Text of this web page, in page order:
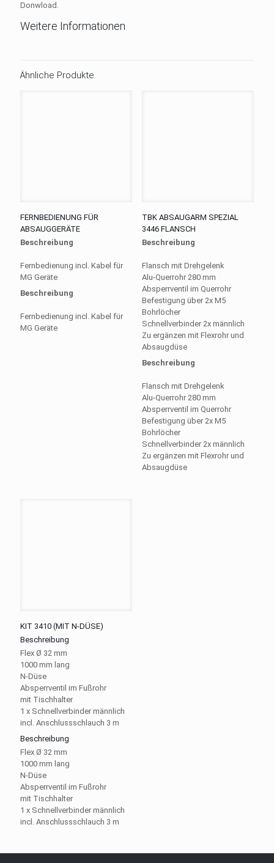
Donwload.
Weitere Informationen
Ähnliche Produkte
FERNBEDIENUNG FÜR
ABSAUGGERÄTE
Beschreibung
Fernbedienung incl. Kabel für
MG Geräte
Beschreibung
Fernbedienung incl. Kabel für
MG Geräte
TBK ABSAUGARM SPEZIAL
3446 FLANSCH
Beschreibung
Flansch mit Drehgelenk
Alu-Querrohr 280 mm
Absperrventil im Querrohr
Befestigung über 2x M5
Bohrlöcher
Schnellverbinder 2x männlich
Zu ergänzen mit Flexrohr und
Absaugdüse
Beschreibung
Flansch mit Drehgelenk
Alu-Querrohr 280 mm
Absperrventil im Querrohr
Befestigung über 2x M5
Bohrlöcher
Schnellverbinder 2x männlich
Zu ergänzen mit Flexrohr und
Absaugdüse
KIT 3410 (MIT N-DÜSE)
Beschreibung
Flex Ø 32 mm
1000 mm lang
N-Düse
Absperrventil im Fußrohr
mit Tischhalter
1 x Schnellverbinder männlich
incl. Anschlussschlauch 3 m
Beschreibung
Flex Ø 32 mm
1000 mm lang
N-Düse
Absperrventil im Fußrohr
mit Tischhalter
1 x Schnellverbinder männlich
incl. Anschlussschlauch 3 m